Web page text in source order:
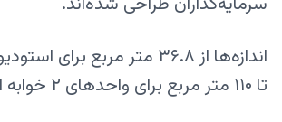
اندازه‌ها از ۳۶.۸ متر مربع
تا ۱۱۰ متر مربع برای واحدهای ۲ خوابه ادامه دارد.